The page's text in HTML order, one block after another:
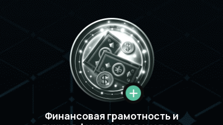
Собираете свою инвестиционную
стратегию и рабочий портфель